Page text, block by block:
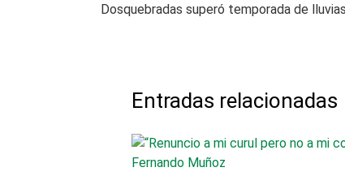
Entradas relacionadas